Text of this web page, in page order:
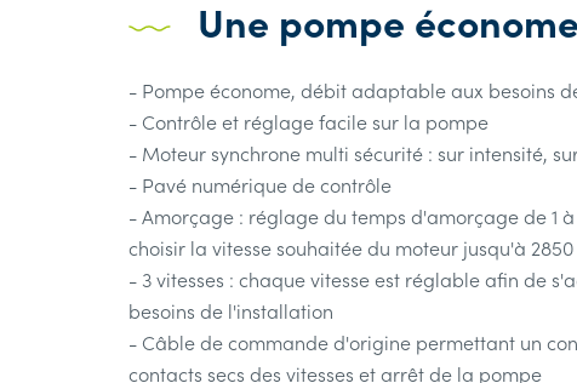
Une pompe
- Pompe économe, débit adaptable aux besoins
- Contrôle et réglage facile sur la pompe
- Moteur synchrone multi sécurité : sur intensité,
- Pavé numérique de contrôle
- Amorçage : réglage du temps d'amorçage de 1
choisir la vitesse souhaitée du moteur jusqu'à
- 3 vitesses : chaque vitesse est réglable afin de
besoins de l'installation
- Câble de commande d'origine permettant un
contacts secs des vitesses et arrêt de la pompe